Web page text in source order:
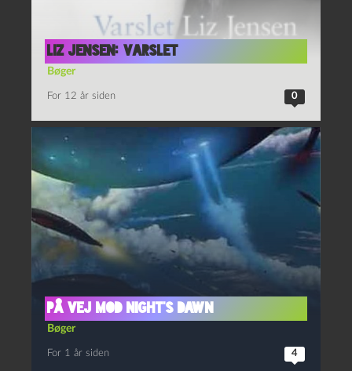
Liz Jensen: Varslet
Bøger
For 12 år siden 0
På vej mod Night’s Dawn
Bøger
For 1 år siden 4